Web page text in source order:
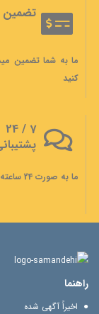
تضمین
ما به شما تضمین
کنید
7 / 24
ما به صورت 24 ساعته در هفته از طریق تیکت پاسخگو شما هستیم
راهنما
اخیراً آگهی شده